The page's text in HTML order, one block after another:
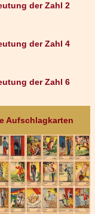
der Zahl 2
der Zahl 4
der Zahl 6
Aufschlagkarten